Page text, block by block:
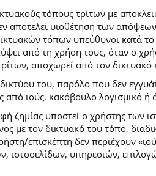
τόπους τρίτων με
υιοθέτηση των
τόπων υπεύθυνοι κατά
από τη χρήση τους, όταν ο
αποχωρεί από τον
του, παρόλο που δεν
ιούς, κακόβουλο λογισμικό ή
ζημίας υποστεί ο χρήστης των
με τον δικτυακό του τόπο,
επισκέπτη δεν περιέχουν
ιστοσελίδων, υπηρεσιών,